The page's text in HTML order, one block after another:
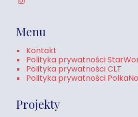
Menu
Kontakt
Polityka prywatności
Polityka prywatności CLT
Polityka prywatności
Projekty